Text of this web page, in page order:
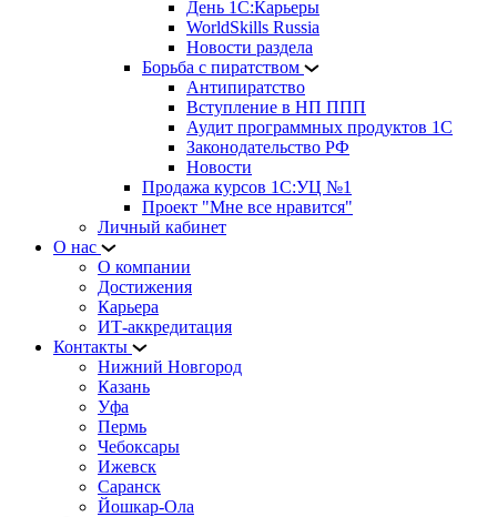
День 1С:Карьеры
WorldSkills Russia
Новости раздела
Борьба с пиратством
Антипиратство
Вступление в НП ППП
Аудит программных продуктов 1С
Законодательство РФ
Новости
Продажа курсов 1С:УЦ №1
Проект "Мне все нравится"
Личный кабинет
О нас
О компании
Достижения
Карьера
ИТ-аккредитация
Контакты
Нижний Новгород
Казань
Уфа
Пермь
Чебоксары
Ижевск
Саранск
Йошкар-Ола